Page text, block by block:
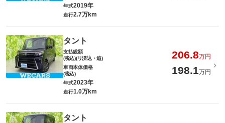
年式2019年
走行2.7万km
タント
支払総額
(税込)(リ済込・追)
206.8万円
車両本体価格
(税込)
198.1万円
年式2023年
走行1.0万km
タント